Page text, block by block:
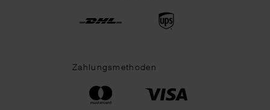
Zahlungsmethoden